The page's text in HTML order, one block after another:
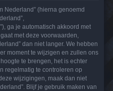
Nederland” (hierna genoemd
ga je automatisch akkoord met
met deze voorwaarden,
dan niet langer. We hebben
moment te wijzigen en zullen ons
te brengen, het is echter
regelmatig te controleren op
wijzigingen, maak dan niet
Blijf je gebruik maken van